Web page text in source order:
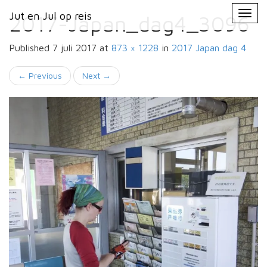
Jut en Jul op reis
Primary
Menu
Jut en Jul op reis
2017-Japan_dag4_3096
Published 7 juli 2017 at 873 × 1228 in 2017 Japan dag 4
← Previous Next →